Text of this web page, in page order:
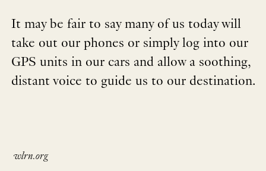
It may be fair to say many of us today will
take out our phones or simply log into our
GPS units in our cars and allow a soothing,
distant voice to guide us to our destination.
wlrn.org